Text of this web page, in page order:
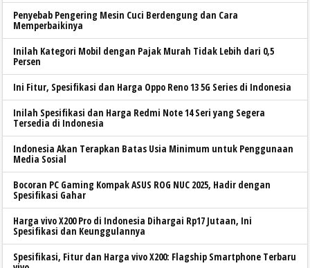
Penyebab Pengering Mesin Cuci Berdengung dan Cara
Memperbaikinya
Inilah Kategori Mobil dengan Pajak Murah Tidak Lebih dari 0,5
Persen
Ini Fitur, Spesifikasi dan Harga Oppo Reno 13 5G Series di Indonesia
Inilah Spesifikasi dan Harga Redmi Note 14 Seri yang Segera
Tersedia di Indonesia
Indonesia Akan Terapkan Batas Usia Minimum untuk Penggunaan
Media Sosial
Bocoran PC Gaming Kompak ASUS ROG NUC 2025, Hadir dengan
Spesifikasi Gahar
Harga vivo X200 Pro di Indonesia Dihargai Rp17 Jutaan, Ini
Spesifikasi dan Keunggulannya
Spesifikasi, Fitur dan Harga vivo X200: Flagship Smartphone Terbaru